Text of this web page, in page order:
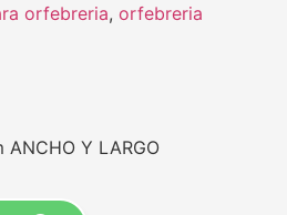
orfebreria, orfebreria
ANCHO Y LARGO